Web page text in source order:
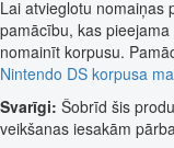
Lai atvieglotu nomaiņas
pamācību, kas
nomainīt korpusu.
Nintendo DS korpusa
Svarīgi: Šobrīd šis
veikšanas iesakām